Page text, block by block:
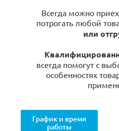
Всегда можно
потрогать любой
или
всегда помогут с
особенностях
График и время
работы